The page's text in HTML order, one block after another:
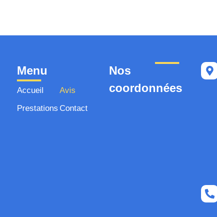
Menu
Accueil
Prestations
Avis
Contact
Nos
coordonnées